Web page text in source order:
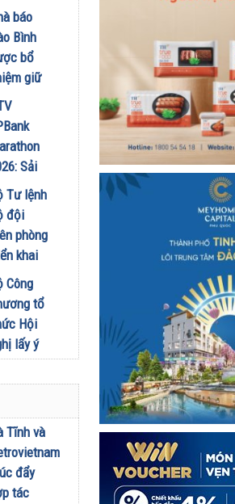
khỏe
Đời
tổ
Cuộc
“Tôi
Đẹp
lần
5 để
mọi
trở
bản
mình
08/2026
báo
Bình
bổ
giữ
Tổng
tập
chí
tư
2026
Sải
qua
Di
lan
giá trị
2026
Tư lệnh
đội
phòng
khai
vụ
tâm
Công
tổ
Hội
lấy ý
dự
Nghị
doanh
dầu
2026
Tĩnh và
đẩy
tác